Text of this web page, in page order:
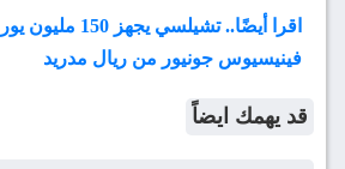
اقرا أيضًا.. تشيلسي
فينيسيوس جونيور من ريال مدريد
قد يهمك ايضاً